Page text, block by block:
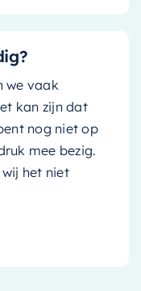
we vaak
kan zijn dat
nog niet op
mee bezig.
het niet